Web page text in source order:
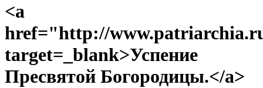
<a
href="http://
target=_blank>Успение
Пресвятой Богородицы.</a>